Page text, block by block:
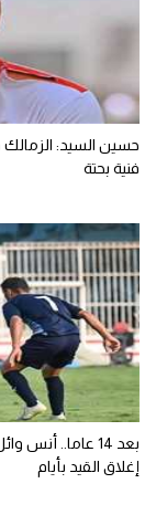
حسين السيد: الزمالك
فنية بحتة
بعد 14 عاما..
إغلاق القيد بأيام